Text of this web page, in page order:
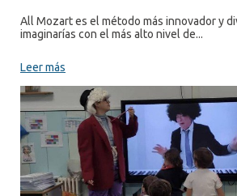
All Mozart es el método más innovador y
imaginarías con el más alto nivel de...
Leer más